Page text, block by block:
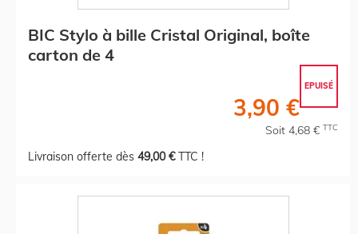
BIC Stylo à bille Cristal Original, boîte
carton de 4
EPUISÉ
3,90 €
Soit 4,68 € TTC
Livraison offerte dès 49,00 €TTC !